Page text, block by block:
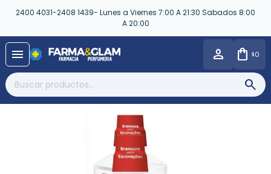
2400 4031-2408 1439- Lunes a Viernes 7:00 A 21:30 Sabados 8:00
A 20:00
menu $0